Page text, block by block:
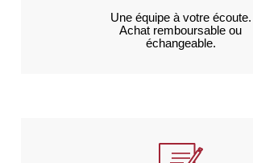
Une équipe à votre écoute.
Achat remboursable ou
échangeable.